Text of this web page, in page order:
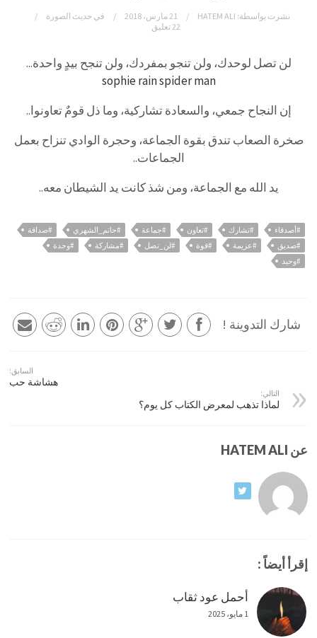
نشرت بواسطة: HATEM ALI 21 مارس، 2018 فيحديث الصورة
22 تعليق
لن تصل لوحدك، ولن تنجو بمفردك، ولن تنجح بيدٍ واحدة...
sophie rain spider man
إن النجاح جمعي، والسعادة تشاركية، وما ذل قومٌ تعاونوا..
صخرة الصعاب تندق بقوة الجماعة، وحجرة الوادي تنزاح بعمل
الجماعات..
يد الله مع الجماعة، ومن شذ كانت يد الشيطان معه..
#أصدقاء #تشارك #تعاون #جماعة #حاتم_الشهري
#صداقة
#صديق
#عزيمة #قوة #لن_تصل #مشاركة
#وحدة
#وحيد
شارك التدوينة !
السابق:
هشاشة حب
التالي:
لماذا تذهب لمعرض الكتاب كل يوم؟
عن HATEM ALI
إقرأ أيضاً :
أحمل عود ثقاب
1 مايو، 2025